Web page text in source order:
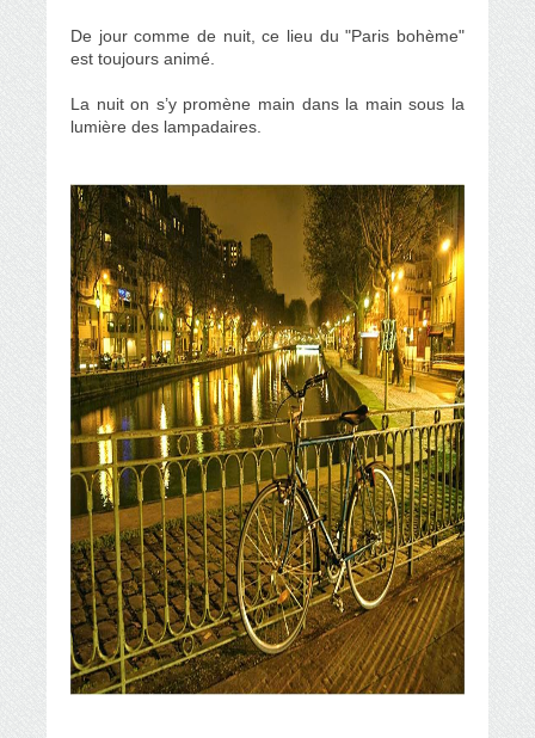
De jour comme de nuit, ce lieu du "Paris bohème"
est toujours animé.
La nuit on s’y promène main dans la main sous la
lumière des lampadaires.